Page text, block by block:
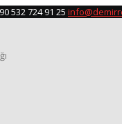
532 724 91 25